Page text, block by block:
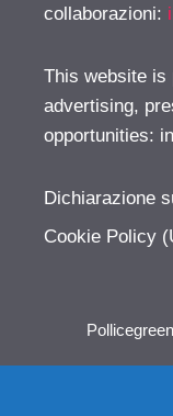
collaborazioni:
This website is
advertising,
opportunities:
Dichiarazione
Cookie Policy